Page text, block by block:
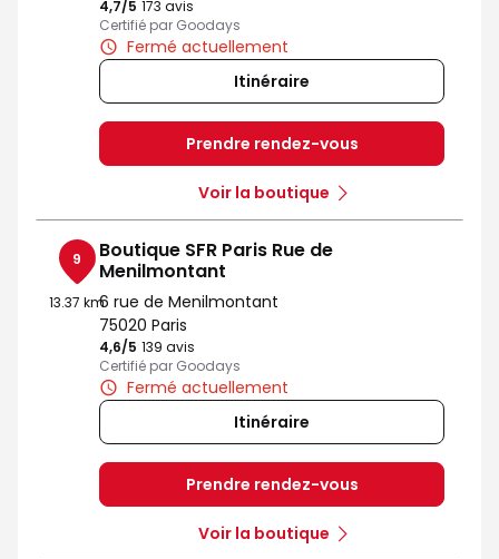
4,7/5 Note de 4.7 sur 5
173 avis
Certifié par Goodays
Fermé actuellement
Itinéraire
Prendre rendez-vous
Voir la boutique
9
13.37 km
Boutique SFR Paris Rue de
Menilmontant
6 rue de Menilmontant
75020 Paris
4,6/5 Note de 4.6 sur 5
139 avis
Certifié par Goodays
Fermé actuellement
Itinéraire
Prendre rendez-vous
Voir la boutique